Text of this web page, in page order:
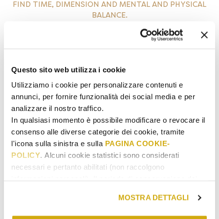
Questo sito web utilizza i cookie
Utilizziamo i cookie per personalizzare contenuti e
annunci, per fornire funzionalità dei social media e per
analizzare il nostro traffico.
In qualsiasi momento è possibile modificare o revocare il
consenso alle diverse categorie dei cookie, tramite
l'icona sulla sinistra e sulla PAGINA COOKIE-
POLICY. Alcuni cookie statistici sono considerati
necessari e pertanto abilitati (non raccolgono
a: privacy@cannavacciuologroup.it.
MOSTRA DETTAGLI
FIND TIME, DIMENSION AND MENTAL AND PHYSICAL
BALANCE.
GOLFO DI SORRENTO